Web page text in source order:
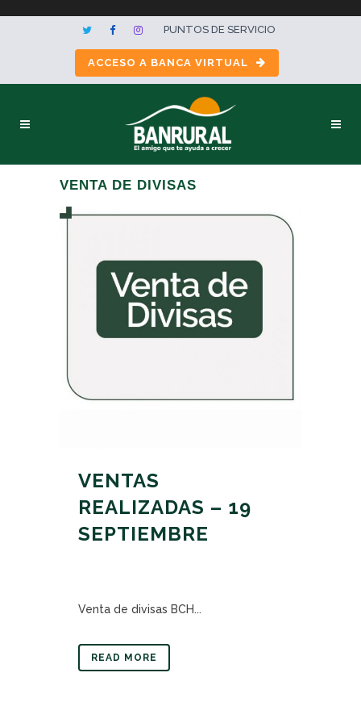
PUNTOS DE SERVICIO
ACCESO A BANCA VIRTUAL
VENTA DE DIVISAS
VENTAS
REALIZADAS – 19
SEPTIEMBRE
Venta de divisas BCH...
READ MORE